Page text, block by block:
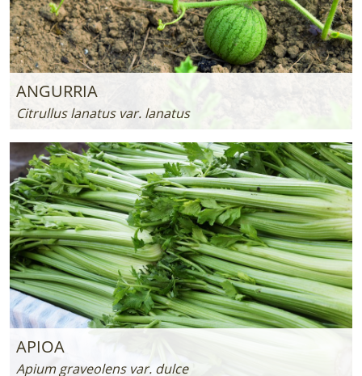
ANGURRIA
Citrullus lanatus var. lanatus
APIOA
Apium graveolens var. dulce